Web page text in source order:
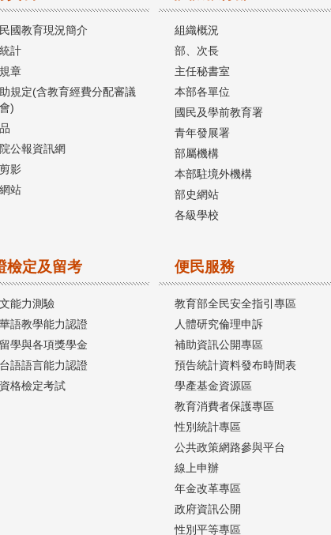
國教育現況簡介
計
章
規定(含教育經費分配審議
)
公報資訊網
影
站
組織概況
部、次長
主任秘書室
本部各單位
國民及學前教育署
青年發展署
部屬機構
本部駐境外機構
部史網站
各級學校
檢定及留考
能力測驗
語教學能力認證
學與各項獎學金
語語言能力認證
格檢定考試
便民服務
教育部全民安全指引專區
人體研究倫理申訴
補助資訊公開專區
預告統計資料發布時間表
學產基金資源區
教育消費者保護專區
性別統計專區
公共政策網路參與平台
線上申辦
年金改革專區
政府資訊公開
性別平等專區